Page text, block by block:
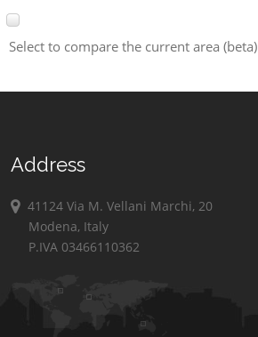
Select to compare the current area (beta)
Address
41124 Via M. Vellani Marchi, 20
Modena, Italy
P.IVA 03466110362